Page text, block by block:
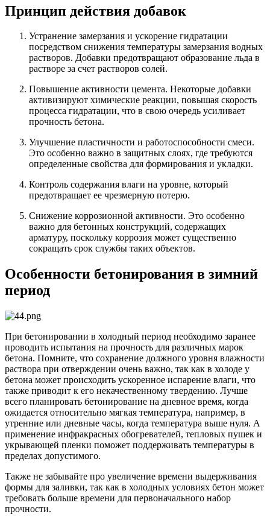
Принцип действия добавок
Устранение замерзания и ускорение гидратации
посредством снижения температуры замерзания водных
растворов. Добавки предотвращают образование льда в
растворе за счет растворов солей.
Повышение активности цемента. Некоторые добавки
активизируют химические реакции, повышая скорость
процесса гидратации, что в свою очередь усиливает
прочность бетона.
Улучшение пластичности и работоспособности смеси.
Это особенно важно в защитных слоях, где требуются
определенные свойства для формирования и укладки.
Контроль содержания влаги на уровне, который
предотвращает ее чрезмерную потерю.
Снижение коррозионной активности. Это особенно
важно для бетонных конструкций, содержащих
арматуру, поскольку коррозия может существенно
сокращать срок службы таких объектов.
Особенности бетонирования в зимний
период
При бетонировании в холодный период необходимо заранее
проводить испытания на прочность для различных марок
бетона. Помните, что сохранение должного уровня влажности
раствора при отверждении очень важно, так как в холоде у
бетона может происходить ускоренное испарение влаги, что
также приводит к его некачественному твердению. Лучше
всего планировать бетонирование на дневное время, когда
ожидается относительно мягкая температура, например, в
утренние или дневные часы, когда температура выше нуля. А
применение инфракрасных обогревателей, тепловых пушек и
укрывающей пленки поможет поддерживать температуры в
пределах допустимого.
Также не забывайте про увеличение времени выдерживания
формы для заливки, так как в холодных условиях бетон может
требовать больше времени для первоначального набор
прочности.